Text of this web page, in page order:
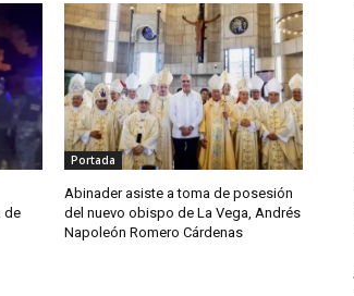
de
Portada
Abinader asiste a toma de posesión
del nuevo obispo de La Vega, Andrés
Napoleón Romero Cárdenas